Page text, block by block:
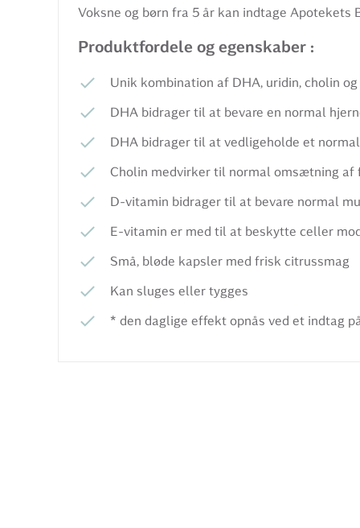
Voksne og børn fra 5 år kan indtage
Produktfordele og egenskaber :
Unik kombination af DHA, uridin, cholin
DHA bidrager til at bevare en normal
DHA bidrager til at vedligeholde et
Cholin medvirker til normal omsætning af
D-vitamin bidrager til at bevare normal
E-vitamin er med til at beskytte celler
Små, bløde kapsler med frisk citrussmag
Kan sluges eller tygges
* den daglige effekt opnås ved et indtag